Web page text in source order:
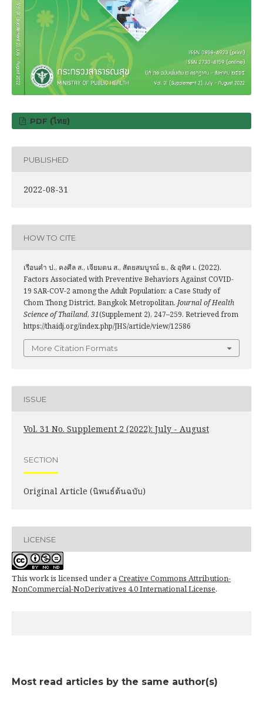
PDF (ไทย)
PUBLISHED
2022-08-31
HOW TO CITE
เรือนคำ ป., คงศีล ส., เจียมตน ส., สัตยสมบูรณ์ ย., & อุทิศ เ. (2022).
Factors Associated with Preventive Behaviors Against COVID-
19 SAR-COV-2 among the Adult Population: a Case Study of
Chom Thong District, Bangkok Metropolitan. Journal of Health
Science of Thailand, 31(Supplement 2), 247–259. Retrieved from
https://thaidj.org/index.php/JHS/article/view/12586
More Citation Formats
ISSUE
Vol. 31 No. Supplement 2 (2022): July - August
SECTION
Original Article (นิพนธ์ต้นฉบับ)
LICENSE
This work is licensed under aCreative Commons Attribution-
NonCommercial-NoDerivatives 4.0 International License.
Most read articles by the same author(s)